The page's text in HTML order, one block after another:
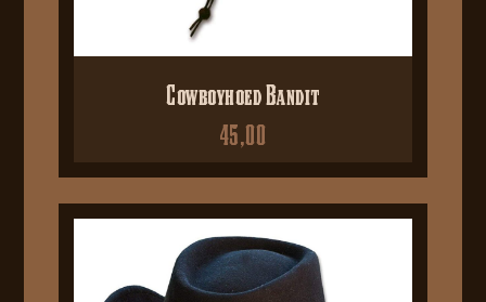
Cowboyhoed Bandit
45,00